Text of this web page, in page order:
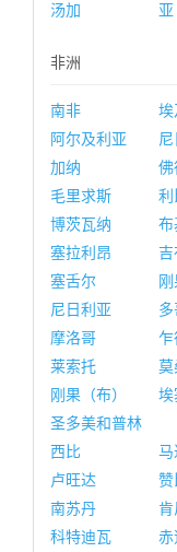
汤加
亚
非洲
南非 埃
阿尔及利亚
加纳
佛
毛里求斯
利
博茨瓦纳
布
塞拉利昂
吉
塞舌尔
刚
尼日利亚
摩洛哥
乍
莱索托
莫
刚果（布）
埃
圣多美和普林
西比
马
卢旺达
赞
南苏丹
肯
科特迪瓦
赤